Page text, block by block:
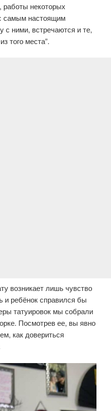
некоторых
самым настоящим
с ними, встречаются и те,
того места”.
возникает лишь чувство
и ребёнок справился бы
татуировок мы собрали
Посмотрев ее, вы явно
как довериться